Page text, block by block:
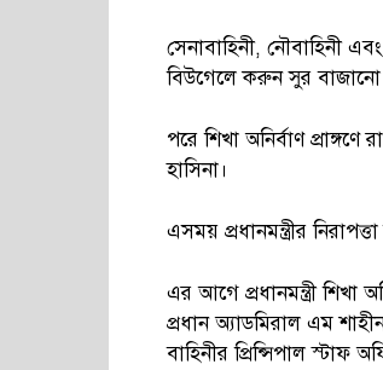
সেনাবাহিনী, নৌবাহিনী
বিউগেলে করুন সুর বাজানো
পরে শিখা অনির্বাণ প্রাঙ্গণে
হাসিনা।
এসময় প্রধানমন্ত্রীর
এর আগে প্রধানমন্ত্রী শিখা
প্রধান অ্যাডমিরাল এম
বাহিনীর প্রিন্সিপাল স্টাফ